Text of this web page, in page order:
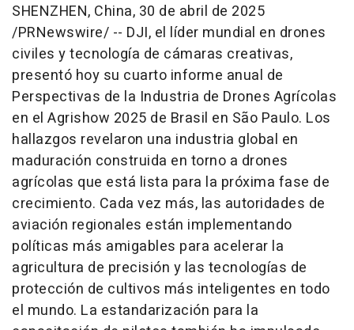
SHENZHEN, China, 30 de abril de 2025
/PRNewswire/ -- DJI, el líder mundial en drones
civiles y tecnología de cámaras creativas,
presentó hoy su cuarto informe anual de
Perspectivas de la Industria de Drones Agrícolas
en el Agrishow 2025 de Brasil en São Paulo. Los
hallazgos revelaron una industria global en
maduración construida en torno a drones
agrícolas que está lista para la próxima fase de
crecimiento. Cada vez más, las autoridades de
aviación regionales están implementando
políticas más amigables para acelerar la
agricultura de precisión y las tecnologías de
protección de cultivos más inteligentes en todo
el mundo. La estandarización para la